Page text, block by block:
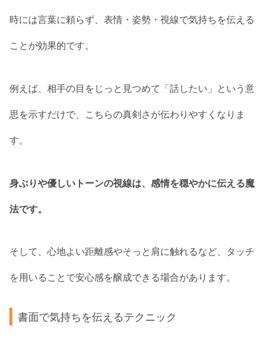
時には言葉に頼らず、表情・姿勢・視線で気持ちを伝える
ことが効果的です。
例えば、相手の目をじっと見つめて「話したい」という意
思を示すだけで、こちらの真剣さが伝わりやすくなりま
す。
身ぶりや優しいトーンの視線は、感情を穏やかに伝える魔
法です。
そして、心地よい距離感やそっと肩に触れるなど、タッチ
を用いることで安心感を醸成できる場合があります。
書面で気持ちを伝えるテクニック